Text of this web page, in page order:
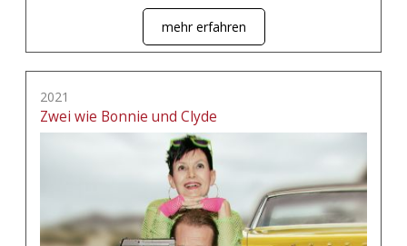
mehr erfahren
2021
Zwei wie Bonnie und Clyde